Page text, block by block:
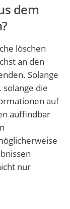
dem
löschen
an den
Solange
die
auf
auffindbar
nur